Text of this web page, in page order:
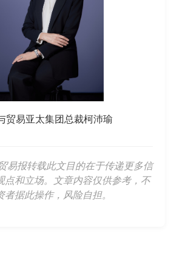
贸易亚太集团总裁柯沛瑜
易报转载此文目的在于传递更多信
点和立场。文章内容仅供参考，不
据此操作，风险自担。